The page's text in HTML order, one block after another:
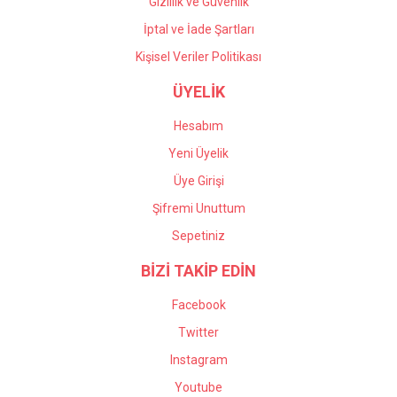
İptal ve İade Şartları
Kişisel Veriler Politikası
ÜYELİK
Hesabım
Yeni Üyelik
Üye Girişi
Şifremi Unuttum
Sepetiniz
BİZİ TAKİP EDİN
Facebook
Twitter
Instagram
Youtube